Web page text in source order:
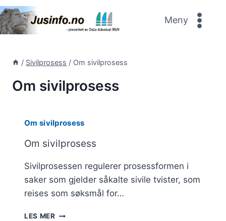
Skip
to
content
Meny
/ Sivilprosess / Om sivilprosess
Om sivilprosess
Om sivilprosess
Om sivilprosess
Sivilprosessen regulerer prosessformen i
saker som gjelder såkalte sivile tvister, som
reises som søksmål for…
LES MEROM